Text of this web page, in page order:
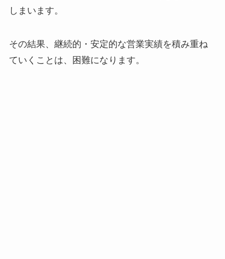
しまいます。
その結果、継続的・安定的な営業実績を積み重ね
ていくことは、困難になります。